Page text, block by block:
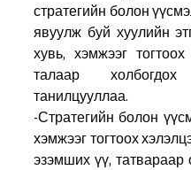
стратегийн болон
явуулж буй хуулийн
хувь, хэмжээг
талаар
танилцууллаа.
-Стратегийн болон
хэмжээг тогтоох
эзэмших үү, татвараар